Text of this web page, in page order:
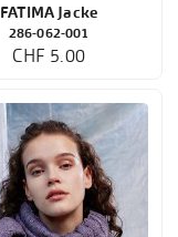
FATIMA Jacke
286-062-001
CHF 5.00